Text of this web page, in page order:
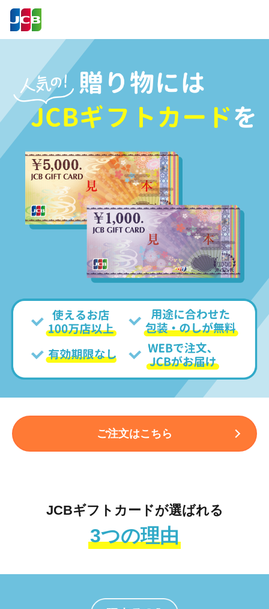
ご注文はこちら
JCBギフトカードが選ばれる
3つの理由